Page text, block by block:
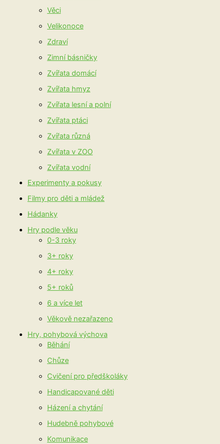
Věci
Velikonoce
Zdraví
Zimní básničky
Zvířata domácí
Zvířata hmyz
Zvířata lesní a polní
Zvířata ptáci
Zvířata různá
Zvířata v ZOO
Zvířata vodní
Experimenty a pokusy
Filmy pro děti a mládež
Hádanky
Hry podle věku
0-3 roky
3+ roky
4+ roky
5+ roků
6 a více let
Věkově nezařazeno
Hry, pohybová výchova
Běhání
Chůze
Cvičení pro předškoláky
Handicapované děti
Házení a chytání
Hudebně pohybové
Komunikace